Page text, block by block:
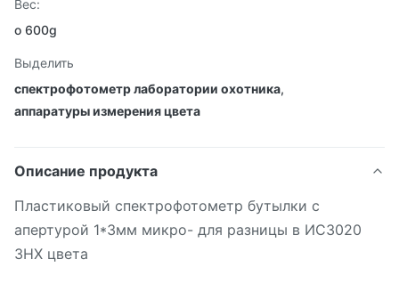
Вес:
о 600g
Выделить
спектрофотометр лаборатории охотника,
аппаратуры измерения цвета
Описание продукта
Пластиковый спектрофотометр бутылки с
апертурой 1*3мм микро- для разницы в ИС3020
3НХ цвета